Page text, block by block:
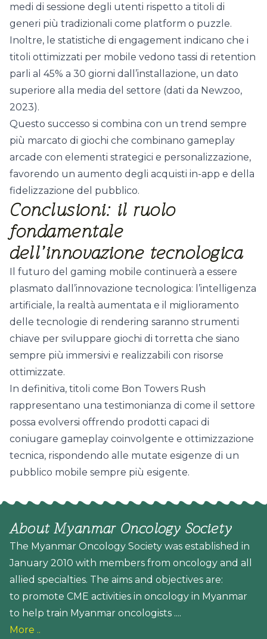
medi di sessione degli utenti rispetto a titoli di
generi più tradizionali come platform o puzzle.
Inoltre, le statistiche di engagement indicano che i
titoli ottimizzati per mobile vedono tassi di retention
parli al 45% a 30 giorni dall’installazione, un dato
superiore alla media del settore (dati da Newzoo,
2023).
Questo successo si combina con un trend sempre
più marcato di giochi che combinano gameplay
arcade con elementi strategici e personalizzazione,
favorendo un aumento degli acquisti in-app e della
fidelizzazione del pubblico.
Conclusioni: il ruolo
fondamentale
dell’innovazione tecnologica
Il futuro del gaming mobile continuerà a essere
plasmato dall’innovazione tecnologica: l’intelligenza
artificiale, la realtà aumentata e il miglioramento
delle tecnologie di rendering saranno strumenti
chiave per sviluppare giochi di torretta che siano
sempre più immersivi e realizzabili con risorse
ottimizzate.
In definitiva, titoli come Bon Towers Rush
rappresentano una testimonianza di come il settore
possa evolversi offrendo prodotti capaci di
coniugare gameplay coinvolgente e ottimizzazione
tecnica, rispondendo alle mutate esigenze di un
pubblico mobile sempre più esigente.
About Myanmar Oncology Society
The Myanmar Oncology Society was established in
January 2010 with members from oncology and all
allied specialties. The aims and objectives are:
to promote CME activities in oncology in Myanmar
to help train Myanmar oncologists ....
More ..